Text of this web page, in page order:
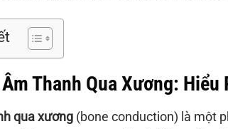
Thanh Qua Xương: Hiểu
qua xương(bone conduction) là một